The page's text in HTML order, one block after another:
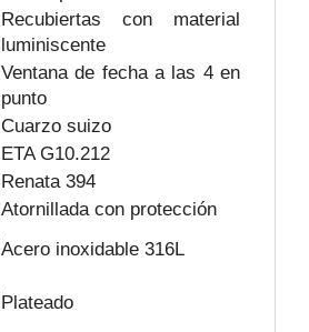
Recubiertas con material
luminiscente
Ventana de fecha a las 4 en
punto
Cuarzo suizo
ETA G10.212
Renata 394
Atornillada con protección
Acero inoxidable 316L
Plateado